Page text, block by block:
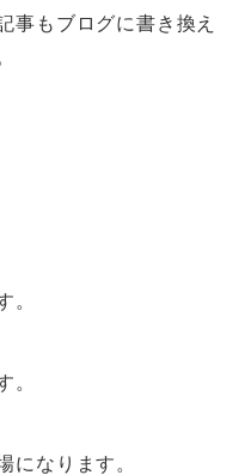
事もブログに書き換え
。
。
になります。